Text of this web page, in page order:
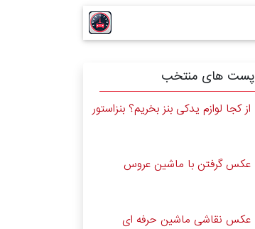
پست های منتخب
از کجا لوازم یدکی بنز بخریم؟ بنزاستور
عکس گرفتن با ماشین عروس
عکس نقاشی ماشین حرفه ای